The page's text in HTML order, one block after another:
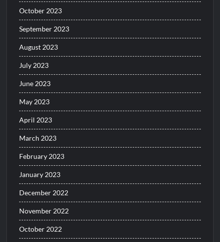
October 2023
September 2023
August 2023
July 2023
June 2023
May 2023
April 2023
March 2023
February 2023
January 2023
December 2022
November 2022
October 2022